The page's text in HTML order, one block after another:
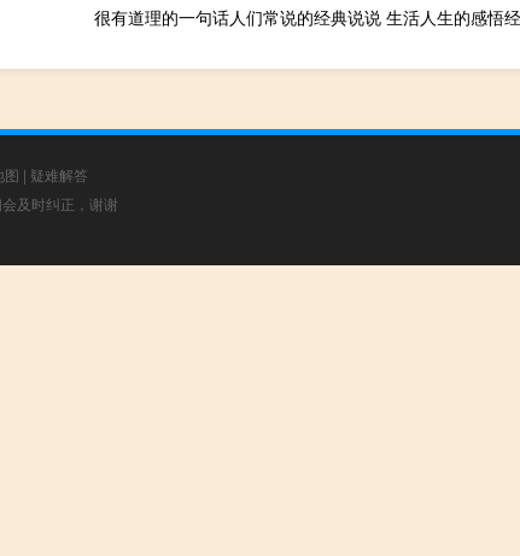
很有道理的一句话人们常说的经典说说 生活人生的感悟
图 | 疑难解答
及时纠正，谢谢